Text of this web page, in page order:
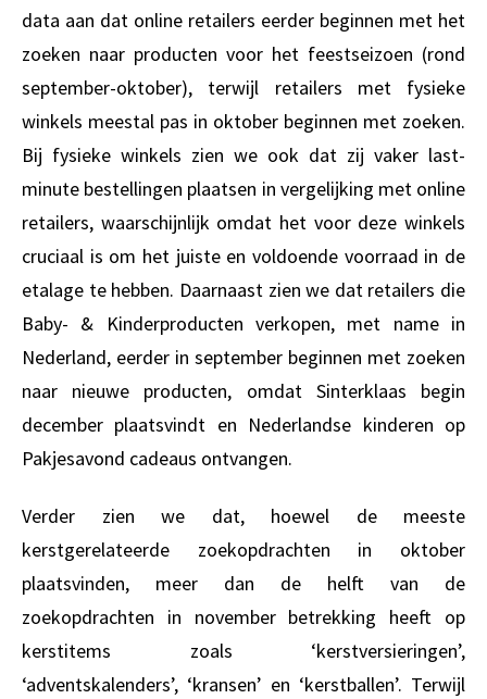
data aan dat online retailers eerder beginnen met het
zoeken naar producten voor het feestseizoen (rond
september-oktober), terwijl retailers met fysieke
winkels meestal pas in oktober beginnen met zoeken.
Bij fysieke winkels zien we ook dat zij vaker last-
minute bestellingen plaatsen in vergelijking met online
retailers, waarschijnlijk omdat het voor deze winkels
cruciaal is om het juiste en voldoende voorraad in de
etalage te hebben. Daarnaast zien we dat retailers die
Baby- & Kinderproducten verkopen, met name in
Nederland, eerder in september beginnen met zoeken
naar nieuwe producten, omdat Sinterklaas begin
december plaatsvindt en Nederlandse kinderen op
Pakjesavond cadeaus ontvangen.
Verder zien we dat, hoewel de meeste
kerstgerelateerde zoekopdrachten in oktober
plaatsvinden, meer dan de helft van de
zoekopdrachten in november betrekking heeft op
kerstitems zoals ‘kerstversieringen’,
‘adventskalenders’, ‘kransen’ en ‘kerstballen’. Terwijl